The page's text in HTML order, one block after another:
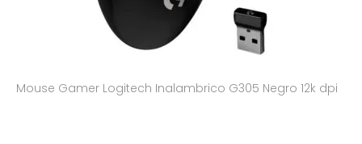
Mouse Gamer Logitech Inalambrico G305 Negro 12k dpi